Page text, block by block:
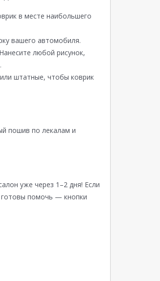
в месте наибольшего
вашего автомобиля.
Нанесите любой рисунок,
штатные, чтобы коврик
пошив по лекалам и
уже через 1–2 дня! Если
помочь — кнопки